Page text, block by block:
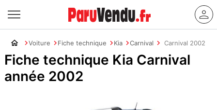
Voiture Fiche technique Kia Carnival Carnival 2002
Fiche technique Kia Carnival
année 2002